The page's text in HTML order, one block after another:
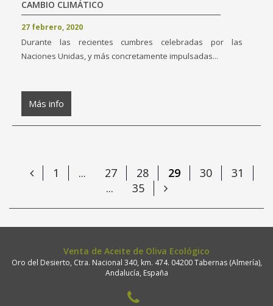
CAMBIO CLIMÁTICO
27 febrero, 2020
Durante las recientes cumbres celebradas por las
Naciones Unidas, y más concretamente impulsadas...
Más info
1 ... 27 28 29 30
31
...
35
Venta de Aceite de Oliva Ecológico
Oro del Desierto, Ctra. Nacional 340, km. 474. 04200 Tabernas (Almería),
Andalucía, España